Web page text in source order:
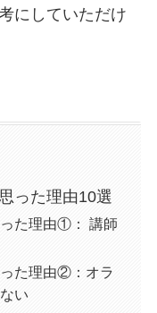
にしていただけ
った理由10選
た理由①： 講師
た理由②：オラ
い